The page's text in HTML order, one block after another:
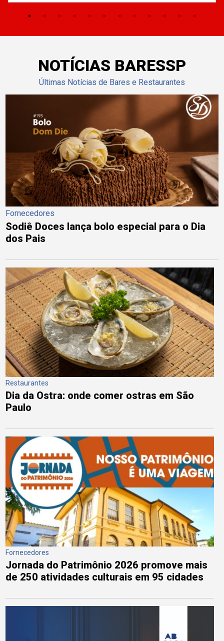
NOTÍCIAS BARESSP
Últimas Notícias de Bares e Restaurantes
Fornecedores
Sodiê Doces lança bolo especial para o Dia
dos Pais
Restaurantes
Dia da Ostra: onde comer ostras em São
Paulo
Fornecedores
Jornada do Patrimônio 2026 promove mais
de 250 atividades culturais em 95 cidades